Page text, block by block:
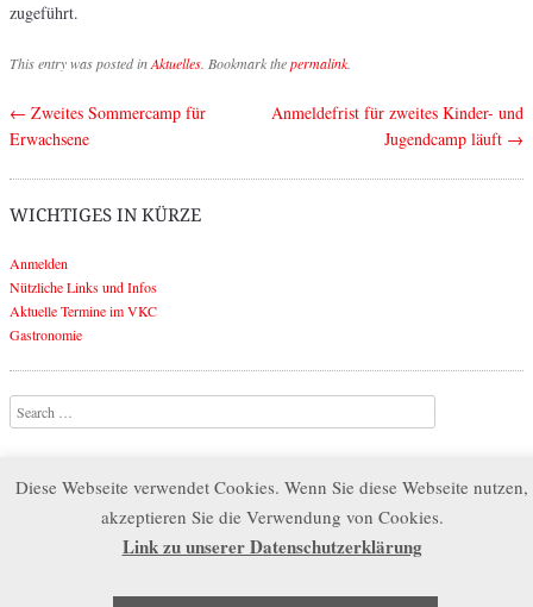
zugeführt.
This entry was posted inAktuelles. Bookmark thepermalink.
Post navigation
← Zweites Sommercamp für
Erwachsene
Anmeldefrist für zweites Kinder- und
Jugendcamp läuft →
WICHTIGES IN KÜRZE
Anmelden
Nützliche Links und Infos
Aktuelle Termine im VKC
Gastronomie
Search
Diese Webseite verwendet Cookies. Wenn Sie diese Webseite nutzen,
akzeptieren Sie die Verwendung von Cookies.
Link zu unserer Datenschutzerklärung